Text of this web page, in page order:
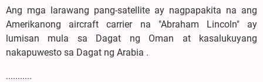
Ang mga larawang pang-satellite ay nagpapakita na ang
Amerikanong aircraft carrier na "Abraham Lincoln" ay
lumisan mula sa Dagat ng Oman at kasalukuyang
nakapuwesto sa Dagat ng Arabia .
...........